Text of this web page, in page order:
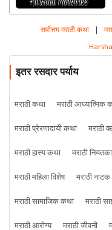
सर्वोत्तम मराठी कथा |
इतर रसदार पर्याय
मराठी कथा मराठी आध्यात्मिक
मराठी प्रेरणादायी कथा
मराठी
मराठी हास्य कथा
मराठी
मराठी महिला विशेष
मराठी नाटक
मराठी सामाजिक कथा
मराठी
मराठी आरोग्य
मराठी जीवनी